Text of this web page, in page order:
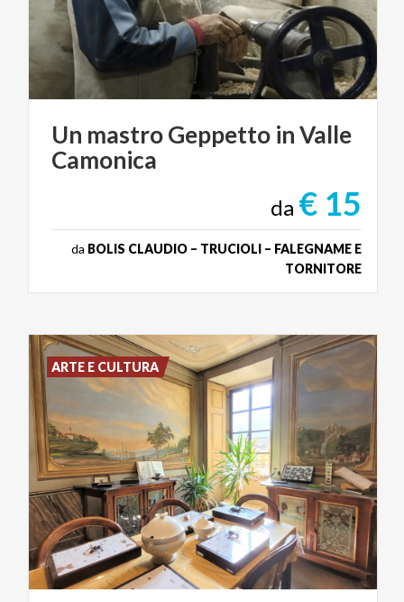
Un mastroGeppetto inValle
Camonica
da € 15
da BOLIS CLAUDIO – TRUCIOLI – FALEGNAME E
TORNITORE
ARTE E CULTURA